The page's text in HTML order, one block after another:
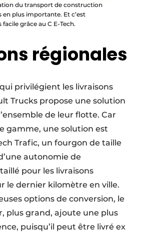
du transport de construction
en plus importante. Et c’est
grâce au C E-Tech.
régionales
privilégient les livraisons
Trucks propose une solution
de leur flotte. Car
gamme, une solution est
Trafic, un fourgon de taille
autonomie de
pour les livraisons
le dernier kilomètre en ville.
options de conversion, le
plus grand, ajoute une plus
puisqu’il peut être livré ex